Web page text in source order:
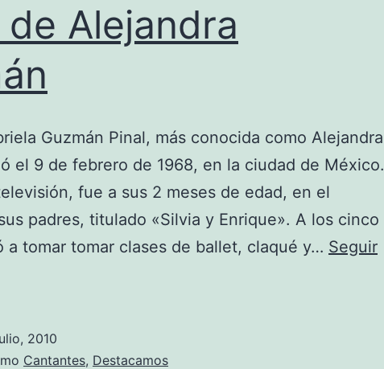
Alejandra
Guzmán Pinal, más conocida como Alejandra
el 9 de febrero de 1968, en la ciudad de México.
fue a sus 2 meses de edad, en el
padres, titulado «Silvia y Enrique». A los cinco
a tomar tomar clases de ballet, claqué y… Seguir
2010
Cantantes, Destacamos